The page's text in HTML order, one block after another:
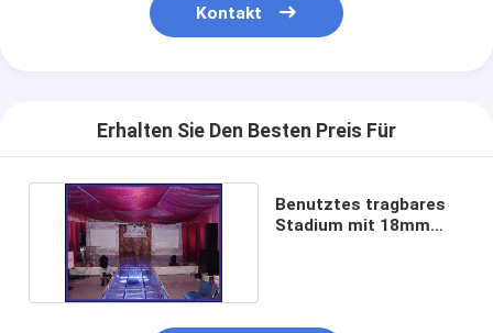
Kontakt
Erhalten Sie Den Besten Preis Für
Benutztes tragbares
Stadium mit 18mm